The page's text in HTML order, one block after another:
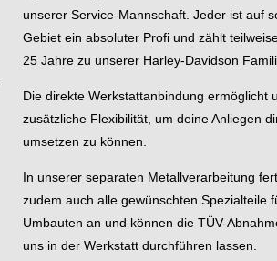
unserer Service-Mannschaft. Jeder ist auf
Gebiet ein absoluter Profi und zählt
25 Jahre zu unserer Harley-Davidson
Die direkte Werkstattanbindung ermöglicht
zusätzliche Flexibilität, um deine Anliegen
umsetzen zu können.
In unserer separaten Metallverarbeitung
zudem auch alle gewünschten Spezialteile
Umbauten an und können die TÜV-
uns in der Werkstatt durchführen lassen.